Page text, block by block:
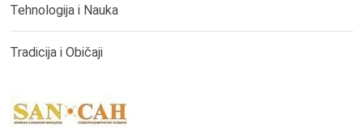
Tehnologija i Nauka
Tradicija i Običaji